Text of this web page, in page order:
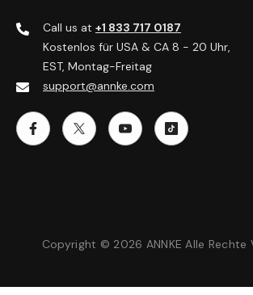
Call us at +1 833 717 0187
Kostenlos für USA & CA 8 - 20 Uhr,
EST, Montag-Freitag
support@annke.com
Copyright © 2026 ANNKE Alle Rechte